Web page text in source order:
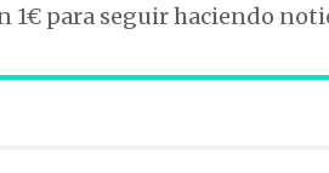
1€ para seguir haciendo